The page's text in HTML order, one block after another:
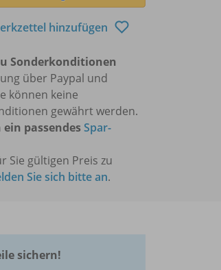
hinzufügen
Sonderkonditionen
über Paypal und
können keine
gewährt werden.
ein passendesSpar-
Sie gültigen Preis zu
Sie sich bitte an.
sichern!